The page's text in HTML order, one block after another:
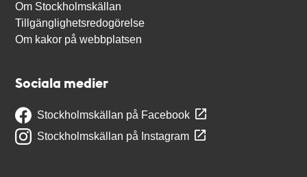
Om Stockholmskällan
Tillgänglighetsredogörelse
Om kakor på webbplatsen
Sociala medier
Stockholmskällan på Facebook
Stockholmskällan på Instagram